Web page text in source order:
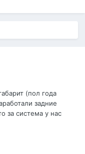
(пол года
задние
за система у нас